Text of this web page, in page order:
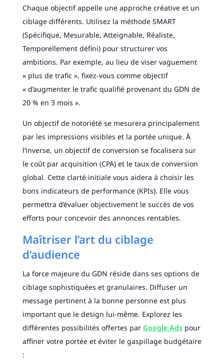
Chaque objectif appelle une approche créative et un
ciblage différents. Utilisez la méthode SMART
(Spécifique, Mesurable, Atteignable, Réaliste,
Temporellement défini) pour structurer vos
ambitions. Par exemple, au lieu de viser vaguement
« plus de trafic », fixez-vous comme objectif
« d’augmenter le trafic qualifié provenant du GDN de
20 % en 3 mois ».
Un objectif de notoriété se mesurera principalement
par les impressions visibles et la portée unique. À
l’inverse, un objectif de conversion se focalisera sur
le coût par acquisition (CPA) et le taux de conversion
global. Cette clarté initiale vous aidera à choisir les
bons indicateurs de performance (KPIs). Elle vous
permettra d’évaluer objectivement le succès de vos
efforts pour concevoir des annonces rentables.
Maîtriser l’art du ciblage
d’audience
La force majeure du GDN réside dans ses options de
ciblage sophistiquées et granulaires. Diffuser un
message pertinent à la bonne personne est plus
important que le design lui-même. Explorez les
différentes possibilités offertes par Google Adspour
affiner votre portée et éviter le gaspillage budgétaire
: